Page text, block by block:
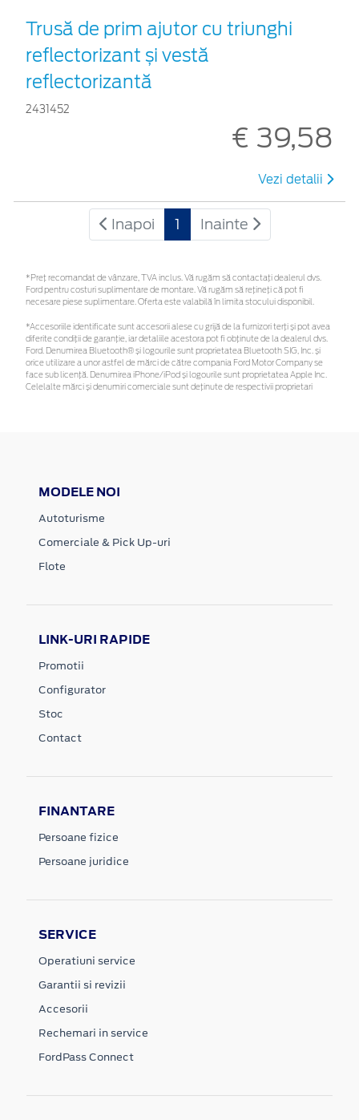
Trusă de prim ajutor cu triunghi
reflectorizant și vestă
reflectorizantă
2431452
€ 39,58
Vezi detalii
Inapoi 1 Inainte
*Preţ recomandat de vânzare, TVA inclus. Vă rugăm să contactaţi dealerul dvs.
Ford pentru costuri suplimentare de montare. Vă rugăm să rețineți că pot fi
necesare piese suplimentare. Oferta este valabilă în limita stocului disponibil.
*Accesoriile identificate sunt accesorii alese cu grijă de la furnizori terți și pot avea
diferite condiții de garanție, iar detaliile acestora pot fi obținute de la dealerul dvs.
Ford. Denumirea Bluetooth® și logourile sunt proprietatea Bluetooth SIG, Inc. și
orice utilizare a unor astfel de mărci de către compania Ford Motor Company se
face sub licență. Denumirea iPhone/iPod și logourile sunt proprietatea Apple Inc.
Celelalte mărci și denumiri comerciale sunt deținute de respectivii proprietari
MODELE NOI
Autoturisme
Comerciale & Pick Up-uri
Flote
LINK-URI RAPIDE
Promotii
Configurator
Stoc
Contact
FINANTARE
Persoane fizice
Persoane juridice
SERVICE
Operatiuni service
Garantii si revizii
Accesorii
Rechemari in service
FordPass Connect